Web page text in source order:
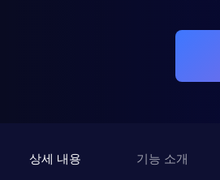
상세 내용 기능 소개